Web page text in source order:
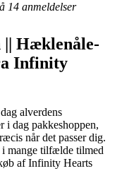
14 anmeldelser
Hæklenåle-
Infinity
alverdens
i dag pakkeshoppen,
når det passer dig.
mange tilfælde tilmed
af Infinity Hearts